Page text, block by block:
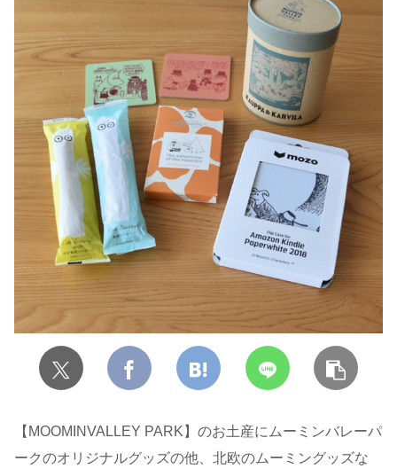
【MOOMINVALLEY PARK】のお土産にムーミンバレーパ
ークのオリジナルグッズの他、北欧のムーミングッズな